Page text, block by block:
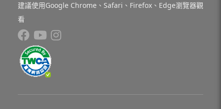
建議使用Google Chrome、Safari、Firefox、Edge瀏覽器觀
看